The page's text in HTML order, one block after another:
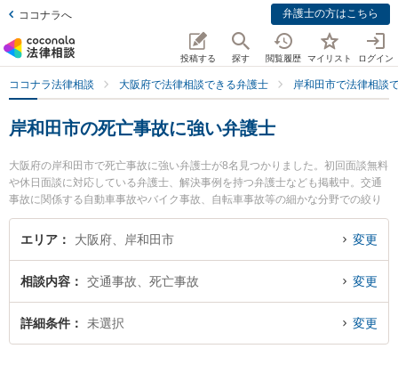
ココナラへ 弁護士の方はこちら
投稿する 探す 閲覧履歴 マイリスト ログイン
ココナラ法律相談 大阪府で法律相談できる弁護士 岸和田市で法律相談
岸和田市の死亡事故に強い弁護士
大阪府の岸和田市で死亡事故に強い弁護士が8名見つかりました。初回面談無料
や休日面談に対応している弁護士、解決事例を持つ弁護士なども掲載中。交通
事故に関係する自動車事故やバイク事故、自転車事故等の細かな分野での絞り
込み検索もでき便利です。特にベリーベスト法律事務所 岸和田オフィスの池田
雅俊弁護士や弁護士法人阪南合同法律事務所の十川 由紀子弁護士、弁護士法人
発生した死亡事故のトラブルを今すぐに弁護士に相談したい』『死亡事故のト
ラブル解決の実績豊富な近くの弁護士を検索したい』『初回相談無料で死亡事
故を法律相談できる岸和田市内の弁護士に相談予約したい』などでお困りの相
エリア 大阪府、岸和田市 変更
相談内容 交通事故、死亡事故 変更
詳細条件 未選択 変更